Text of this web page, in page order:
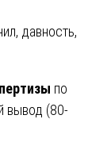
давность,
по
вывод (80-